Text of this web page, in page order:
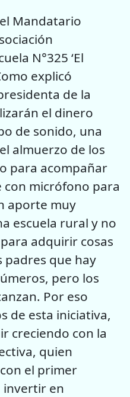
Mandatario
N°325 ‘El
explicó
de la
el dinero
de sonido, una
almuerzo de los
para acompañar
con micrófono para
aporte muy
escuela rural y no
adquirir cosas
padres que hay
pero los
Por eso
de esta iniciativa,
creciendo con la
quien
el primer
invertir en